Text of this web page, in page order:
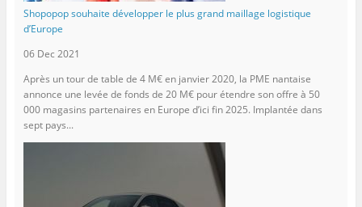
Shopopop souhaite développer le plus grand maillage logistique
d’Europe
06 Dec 2021
Après un tour de table de 4 M€ en janvier 2020, la PME nantaise
annonce une levée de fonds de 20 M€ pour étendre son offre à 50
000 magasins partenaires en Europe d’ici fin 2025. Implantée dans
sept pays...